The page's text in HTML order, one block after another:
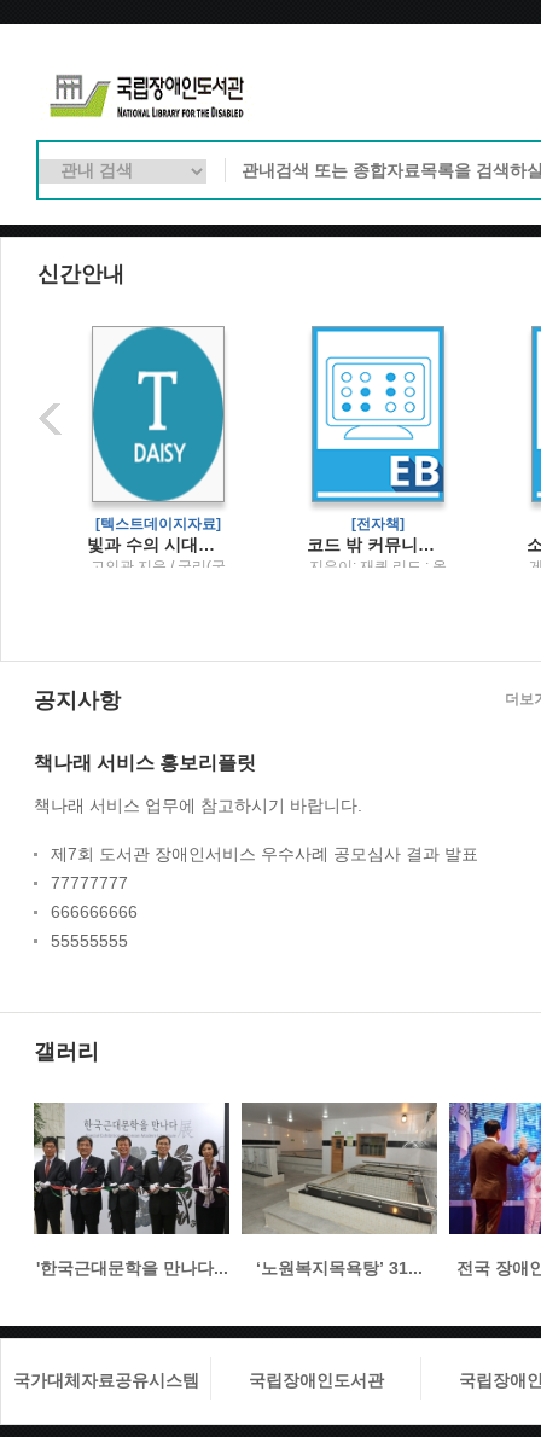
신간안내
[텍스트데이지자료]
빛과 수의 시대힘과 미적분으로 세운 근대의 세계1
고의관 지음 / 궁리(궁
[전자책]
코드 밖 커뮤니케이션팀원 온보딩부터 UML 활용법, 글쓰기 스킬, 원격 근무 노하우까지
지은이: 재퀴 리드 ; 옮
공지사항
책나래 서비스 홍보리플릿
책나래 서비스 업무에 참고하시기 바랍니다.
제7회 도서관 장애인서비스 우수사례 공모심사 결과 발표
77777777
666666666
55555555
더보
갤러리
'한국근대문학을 만나다... ‘노원복지목욕탕’ 31... 전국 장애
국가대체자료공유시스템 국립장애인도서관 국립장애